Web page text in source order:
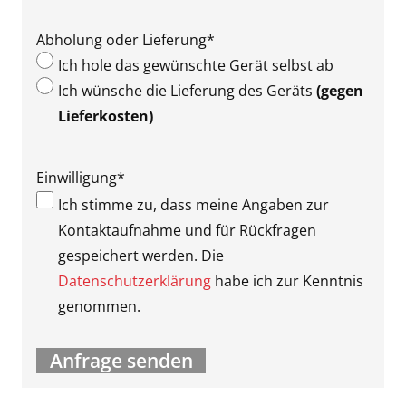
Abholung oder Lieferung*
Ich hole das gewünschte Gerät selbst ab
Ich wünsche die Lieferung des Geräts (gegen
Lieferkosten)
Einwilligung*
Ich stimme zu, dass meine Angaben zur
Kontaktaufnahme und für Rückfragen
gespeichert werden. Die
Datenschutzerklärunghabe ich zur Kenntnis
genommen.